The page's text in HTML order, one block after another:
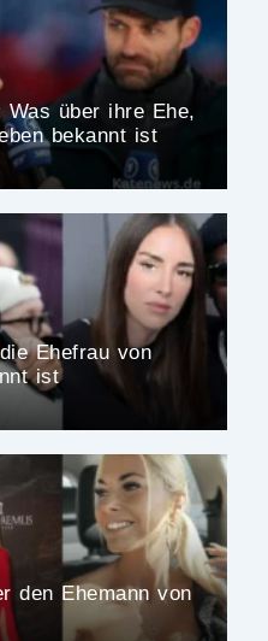
Was über ihre Ehe,
bekannt ist
Ehefrau von
ist
den Ehemann von